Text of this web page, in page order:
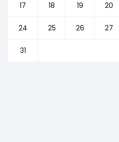
17 18 19 20
24 25 26 27
31